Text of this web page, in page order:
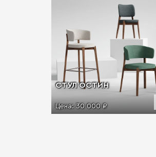
СТУЛ ОСТИН
Цена:30 000 ₽